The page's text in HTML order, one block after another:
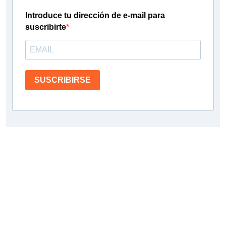
Introduce tu dirección de e-mail para
suscribirte
SUSCRIBIRSE